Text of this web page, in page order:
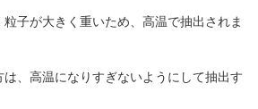
粒子が大きく重いため、高温で抽出されま
、高温になりすぎないようにして抽出す